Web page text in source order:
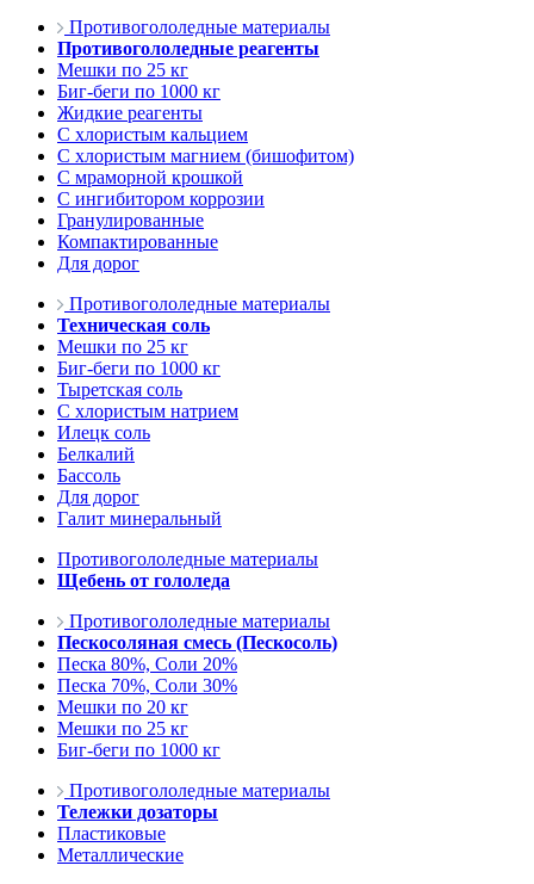
Противогололедные материалы
Противогололедные реагенты
Мешки по 25 кг
Биг-беги по 1000 кг
Жидкие реагенты
С хлористым кальцием
С хлористым магнием (бишофитом)
С мраморной крошкой
С ингибитором коррозии
Гранулированные
Компактированные
Для дорог
Противогололедные материалы
Техническая соль
Мешки по 25 кг
Биг-беги по 1000 кг
Тыретская соль
С хлористым натрием
Илецк соль
Белкалий
Бассоль
Для дорог
Галит минеральный
Противогололедные материалы
Щебень от гололеда
Противогололедные материалы
Пескосоляная смесь (Пескосоль)
Песка 80%, Соли 20%
Песка 70%, Соли 30%
Мешки по 20 кг
Мешки по 25 кг
Биг-беги по 1000 кг
Противогололедные материалы
Тележки дозаторы
Пластиковые
Металлические